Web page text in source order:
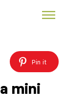
Pin it
mini